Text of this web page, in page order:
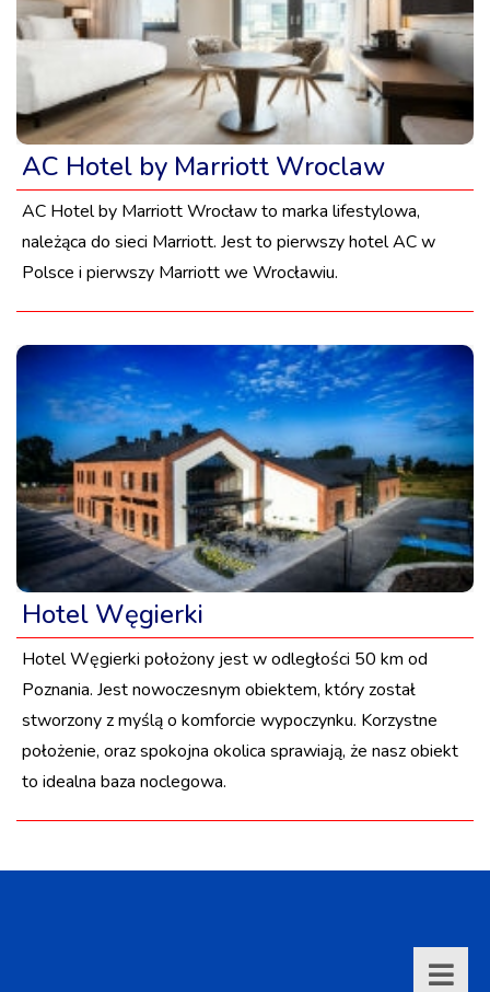
AC Hotel by Marriott Wroclaw
AC Hotel by Marriott Wrocław to marka lifestylowa,
należąca do sieci Marriott. Jest to pierwszy hotel AC w
Polsce i pierwszy Marriott we Wrocławiu.
Hotel Węgierki
Hotel Węgierki położony jest w odległości 50 km od
Poznania. Jest nowoczesnym obiektem, który został
stworzony z myślą o komforcie wypoczynku. Korzystne
położenie, oraz spokojna okolica sprawiają, że nasz obiekt
to idealna baza noclegowa.